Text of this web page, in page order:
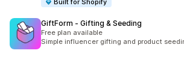
Built for Shopify
GiftForm ‑ Gifting & Seeding
Free plan available
Simple influencer gifting and product